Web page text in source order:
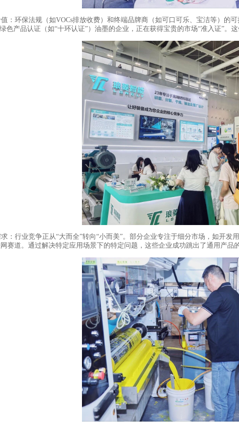
：环保法规（如VOCs排放收费）和终端品牌商（如可口可乐、宝洁等）的
色产品认证（如“十环认证”）油墨的企业，正在获得宝贵的市场“准入证”。
：行业竞争正从“大而全”转向“小而美”。部分企业专注于细分市场，如开
赛道。通过解决特定应用场景下的特定问题，这些企业成功跳出了通用产品